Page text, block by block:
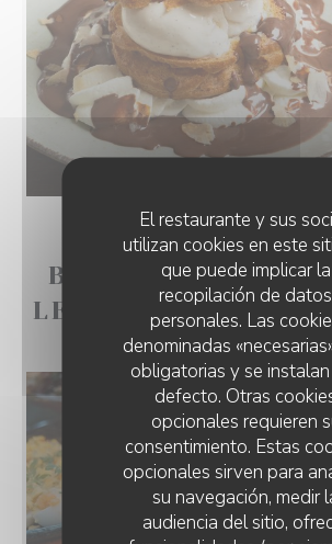
El restaurante y sus
utilizan cookies en este
que puede implicar la
recopilación de datos
personales. Las
denominadas
obligatorias y se
defecto. Otras
opcionales requieren
consentimiento. Estas
opcionales sirven para
su navegación, medir
audiencia del sitio,
BRUNCH EN
LES DIMANCHES À